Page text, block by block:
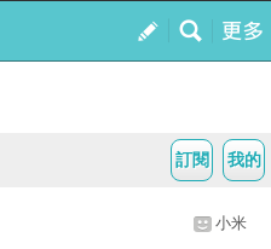
我的
訂閱
小米